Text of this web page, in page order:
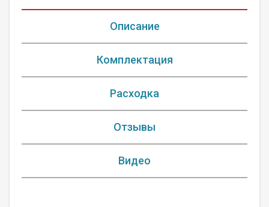
Описание
Комплектация
Расходка
Отзывы
Видео